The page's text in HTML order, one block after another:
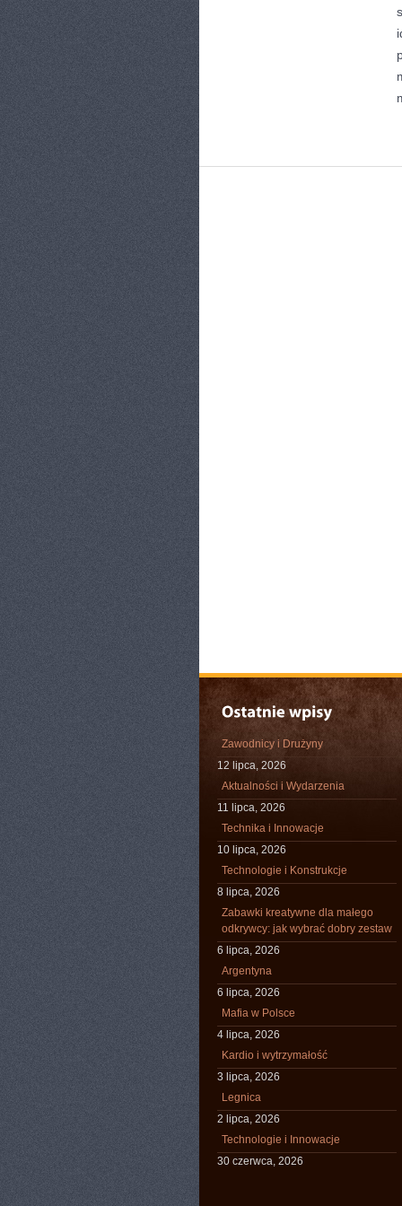
Zawodnicy i Drużyny
12 lipca, 2026
Aktualności i Wydarzenia
11 lipca, 2026
Technika i Innowacje
10 lipca, 2026
Technologie i Konstrukcje
8 lipca, 2026
Zabawki kreatywne dla małego
odkrywcy: jak wybrać dobry zestaw
6 lipca, 2026
Argentyna
6 lipca, 2026
Mafia w Polsce
4 lipca, 2026
Kardio i wytrzymałość
3 lipca, 2026
Legnica
2 lipca, 2026
Technologie i Innowacje
30 czerwca, 2026